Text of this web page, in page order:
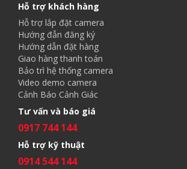
Hỗ trợ khách hàng
Hỗ trợ lắp đặt camera
Hướng đẫn đăng ký
Hướng dẫn đặt hàng
Giao hàng thanh toán
Bảo trì hệ thống camera
Video demo camera
Cảnh Báo Cảnh Giác
Tư vấn và báo giá
0917 744 144
Hỗ trợ kỹ thuật
0914 544 144